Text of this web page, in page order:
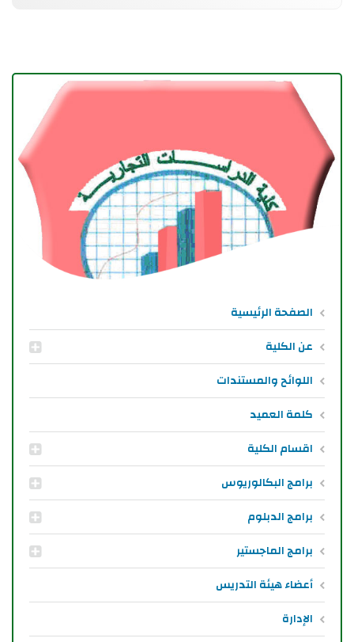
الصفحة الرئيسية
عن الكلية
اللوائح والمستندات
كلمة العميد
اقسام الكلية
برامج البكالوريوس
برامج الدبلوم
برامج الماجستير
أعضاء هيئة التدريس
الإدارة